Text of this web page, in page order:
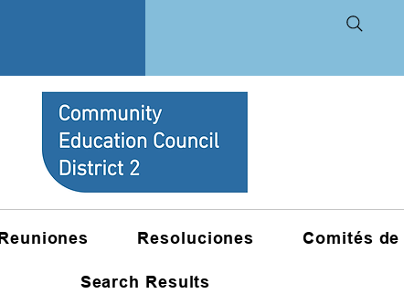
Reuniones Resoluciones Comités de
Search Results